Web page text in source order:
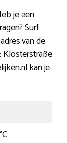
je een
Surf
van de
Klosterstraße
kan je